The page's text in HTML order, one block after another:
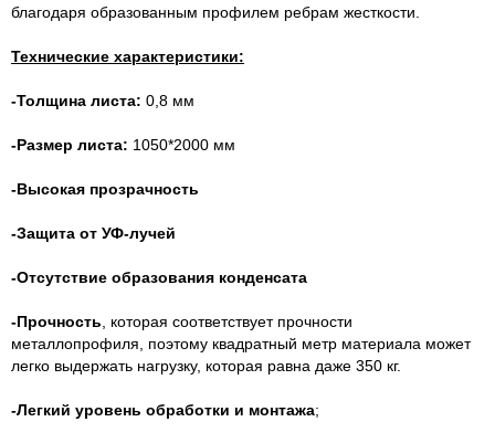
благодаря образованным профилем ребрам жесткости.
Технические характеристики:
-Толщина листа: 0,8 мм
-Размер листа: 1050*2000 мм
-Высокая прозрачность
-Защита от УФ-лучей
-Отсутствие образования конденсата
-Прочность , которая соответствует прочности
металлопрофиля, поэтому квадратный метр материала может
легко выдержать нагрузку, которая равна даже 350 кг.
-Легкий уровень обработки и монтажа;